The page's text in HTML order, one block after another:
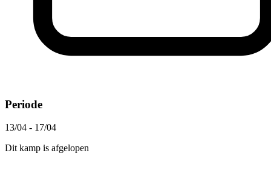
Periode
13/04 - 17/04
Dit kamp is afgelopen